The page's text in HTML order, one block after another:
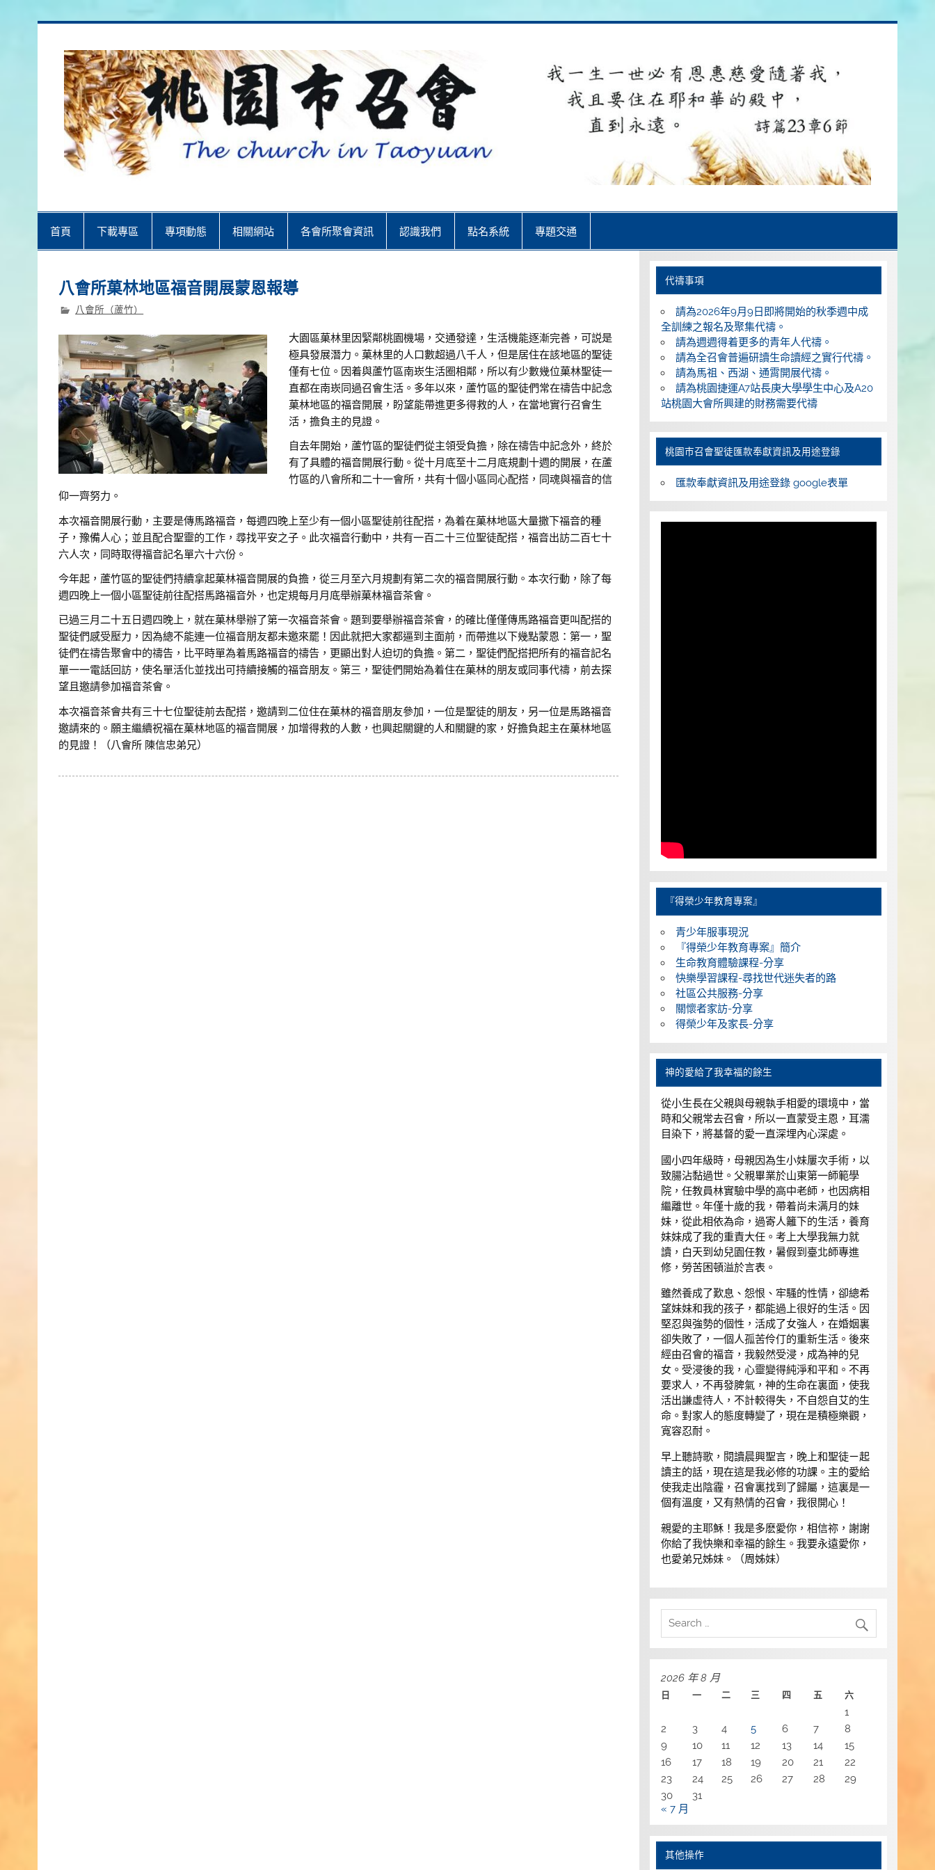
首頁 下載專區 專項動態 相關網站 各會所聚會資訊 認識我們 點名系統 專題交通
八會所菓林地區福音開展蒙恩報導
八會所（蘆竹）
大園區菓林里因緊鄰桃園機場，交通發達，生活機能逐漸完善，可説是
極具發展潛力。菓林里的人口數超過八千人，但是居住在該地區的聖徒
僅有七位。因着與蘆竹區南崁生活圈相鄰，所以有少數幾位菓林聖徒一
直都在南崁同過召會生活。多年以來，蘆竹區的聖徒們常在禱告中記念
菓林地區的福音開展，盼望能帶進更多得救的人，在當地實行召會生
活，擔負主的見證。
自去年開始，蘆竹區的聖徒們從主領受負擔，除在禱告中記念外，終於
有了具體的福音開展行動。從十月底至十二月底規劃十週的開展，在蘆
竹區的八會所和二十一會所，共有十個小區同心配搭，同魂與福音的信
仰一齊努力。
本次福音開展行動，主要是傳馬路福音，每週四晚上至少有一個小區聖徒前往配搭，為着在菓林地區大量撒下福音的種
子，豫備人心；並且配合聖靈的工作，尋找平安之子。此次福音行動中，共有一百二十三位聖徒配搭，福音出訪二百七十
六人次，同時取得福音記名單六十六份。
今年起，蘆竹區的聖徒們持續拿起菓林福音開展的負擔，從三月至六月規劃有第二次的福音開展行動。本次行動，除了每
週四晚上一個小區聖徒前往配搭馬路福音外，也定規每月月底舉辦菓林福音茶會。
已過三月二十五日週四晚上，就在菓林舉辦了第一次福音茶會。題到要舉辦福音茶會，的確比僅僅傳馬路福音更叫配搭的
聖徒們感受壓力，因為總不能連一位福音朋友都未邀來罷！因此就把大家都逼到主面前，而帶進以下幾點蒙恩：第一，聖
徒們在禱告聚會中的禱告，比平時單為着馬路福音的禱告，更顯出對人迫切的負擔。第二，聖徒們配搭把所有的福音記名
單一一電話回訪，使名單活化並找出可持續接觸的福音朋友。第三，聖徒們開始為着住在菓林的朋友或同事代禱，前去探
望且邀請參加福音茶會。
本次福音茶會共有三十七位聖徒前去配搭，邀請到二位住在菓林的福音朋友參加，一位是聖徒的朋友，另一位是馬路福音
邀請來的。願主繼續祝福在菓林地區的福音開展，加增得救的人數，也興起關鍵的人和關鍵的家，好擔負起主在菓林地區
的見證！（八會所 陳信忠弟兄）
代禱事項
請為2026年9月9日即將開始的秋季週中成
全訓練之報名及聚集代禱。
請為週週得着更多的青年人代禱。
請為全召會普遍研讀生命讀經之實行代禱。
請為馬祖、西湖、通霄開展代禱。
請為桃園捷運A7站長庚大學學生中心及A20
站桃園大會所興建的財務需要代禱
桃園巿召會聖徒匯款奉獻資訊及用途登錄
匯款奉獻資訊及用途登錄 google表單
『得榮少年教育專案』
青少年服事現況
『得榮少年教育專案』簡介
生命教育體驗課程-分享
快樂學習課程-尋找世代迷失者的路
社區公共服務-分享
關懷者家訪-分享
得榮少年及家長-分享
神的愛給了我幸福的餘生
從小生長在父親與母親執手相愛的環境中，當
時和父親常去召會，所以一直蒙受主恩，耳濡
目染下，將基督的愛一直深埋內心深處。
國小四年級時，母親因為生小妹屢次手術，以
致腸沾黏過世。父親畢業於山東第一師範學
院，任教員林實驗中學的高中老師，也因病相
繼離世。年僅十歲的我，帶着尚未满月的妹
妹，從此相依為命，過寄人籬下的生活，養育
妹妹成了我的重責大任。考上大學我無力就
讀，白天到幼兒園任教，暑假到臺北師專進
修，勞苦困頓溢於言表。
雖然養成了歎息、怨恨、牢騷的性情，卻總希
望妹妹和我的孩子，都能過上很好的生活。因
堅忍與強勢的個性，活成了女強人，在婚姻裏
卻失敗了，一個人孤苦伶仃的重新生活。後來
經由召會的福音，我毅然受浸，成為神的兒
女。受浸後的我，心靈變得純淨和平和。不再
要求人，不再發脾氣，神的生命在裏面，使我
活出謙虛待人，不計較得失，不自怨自艾的生
命。對家人的態度轉變了，現在是積極樂觀，
寬容忍耐。
早上聽詩歌，閱讀晨興聖言，晚上和聖徒ㄧ起
讀主的話，現在這是我必修的功課。主的愛給
使我走出陰霾，召會裏找到了歸屬，這裏是一
個有溫度，又有熱情的召會，我很開心！
親愛的主耶穌！我是多麽愛你，相信祢，謝謝
你給了我快樂和幸福的餘生。我要永遠愛你，
也愛弟兄姊妹。（周姊妹）
2026 年 8 月
日 一 二 三 四 五 六
1
2
3 4 5 6 7
8
9
10 11 12 13 14
15
16
17 18 19 20 21
22
23
24 25 26 27 28
29
30
31
« 7 月
其他操作